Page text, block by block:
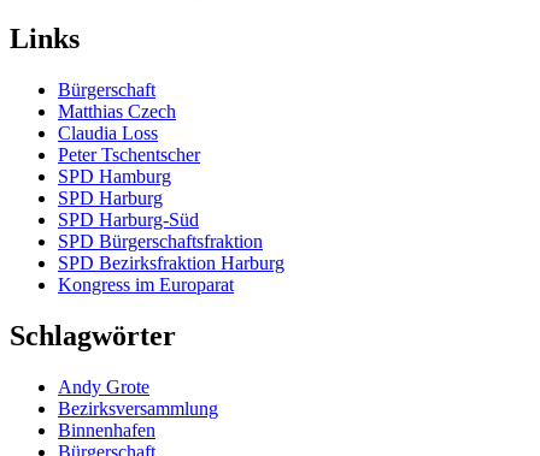
Links
Bürgerschaft
Matthias Czech
Claudia Loss
Peter Tschentscher
SPD Hamburg
SPD Harburg
SPD Harburg-Süd
SPD Bürgerschaftsfraktion
SPD Bezirksfraktion Harburg
Kongress im Europarat
Schlagwörter
Andy Grote
Bezirksversammlung
Binnenhafen
Bürgerschaft